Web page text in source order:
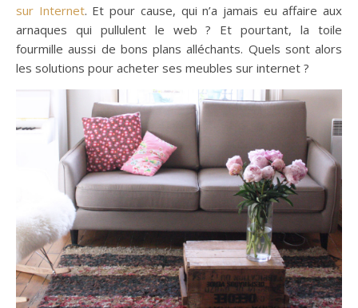
sur Internet. Et pour cause, qui n’a jamais eu affaire aux
arnaques qui pullulent le web ? Et pourtant, la toile
fourmille aussi de bons plans alléchants. Quels sont alors
les solutions pour acheter ses meubles sur internet ?